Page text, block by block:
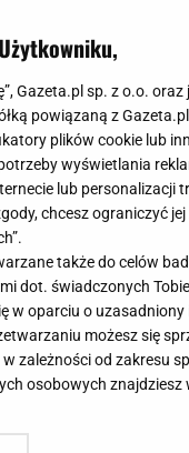
Gazeta.pl sp. z o.o.
powiązaną z
plików cookie lub
wyświetlania
lub personalizacji
chcesz ograniczyć
także do celów
dot. świadczonych
w oparciu o
możesz się
zależności od zakresu
osobowych znajdziesz